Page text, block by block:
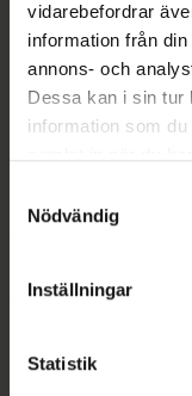
vidarebefordrar
information från
annons- och
Dessa kan i sin tur
information som
återkalla ditt
lagligheten av
Nödvändig
Inställningar
Statistik
Beskrivning
EAN:
Kronans Apotek
syd till Lappland i
hjälpa just dig att